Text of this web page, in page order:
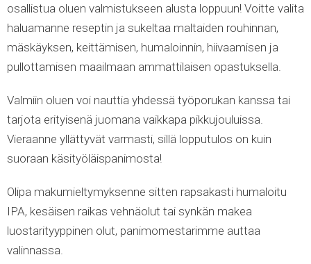
osallistua oluen valmistukseen alusta loppuun! Voitte valita
haluamanne reseptin ja sukeltaa maltaiden rouhinnan,
mäskäyksen, keittämisen, humaloinnin, hiivaamisen ja
pullottamisen maailmaan ammattilaisen opastuksella.
Valmiin oluen voi nauttia yhdessä työporukan kanssa tai
tarjota erityisenä juomana vaikkapa pikkujouluissa.
Vieraanne yllättyvät varmasti, sillä lopputulos on kuin
suoraan käsityöläispanimosta!
Olipa makumieltymyksenne sitten rapsakasti humaloitu
IPA, kesäisen raikas vehnäolut tai synkän makea
luostarityyppinen olut, panimomestarimme auttaa
valinnassa.